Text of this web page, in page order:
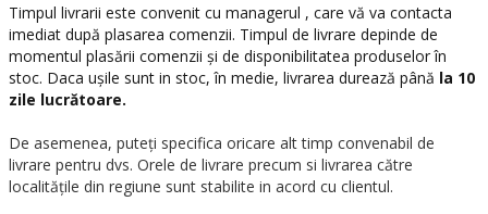
Timpul livrarii este convenit cu managerul , care vă va contacta
imediat după plasarea comenzii. Timpul de livrare depinde de
momentul plasării comenzii și de disponibilitatea produselor în
stoc. Daca ușile sunt in stoc, în medie, livrarea durează până la 10
zile lucrătoare.
De asemenea, puteți specifica oricare alt timp convenabil de
livrare pentru dvs. Orele de livrare precum si livrarea către
localitățile din regiune sunt stabilite in acord cu clientul.